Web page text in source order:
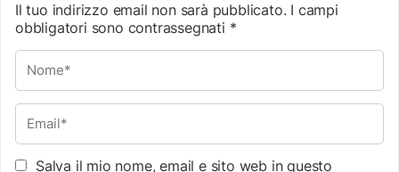
Il tuo indirizzo email non sarà pubblicato. I campi
obbligatori sono contrassegnati *
Salva il mio nome, email e sito web in questo